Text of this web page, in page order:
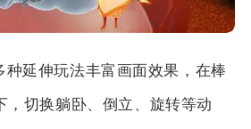
种延伸玩法丰富画面效果，在棒
，切换躺卧、倒立、旋转等动